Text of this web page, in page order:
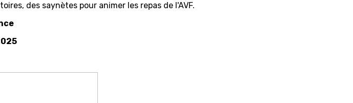
des saynètes pour animer les repas de l'AVF.